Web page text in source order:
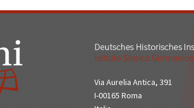
Via Aurelia Antica, 391
I-00165 Roma